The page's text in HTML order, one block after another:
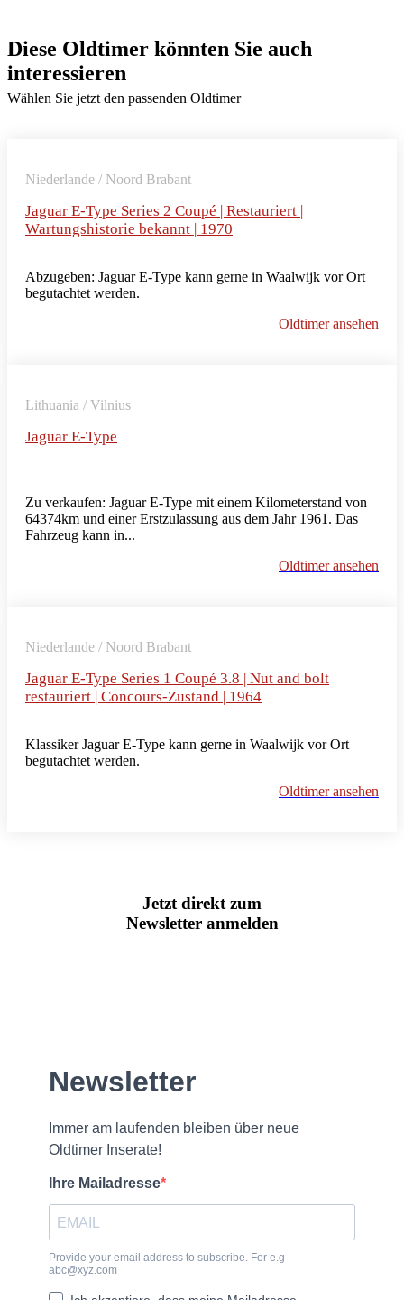
Diese Oldtimer könnten Sie auch
interessieren
Wählen Sie jetzt den passenden Oldtimer
Niederlande / Noord Brabant
Jaguar E-Type Series 2 Coupé | Restauriert |
Wartungshistorie bekannt | 1970
Abzugeben: Jaguar E-Type kann gerne in Waalwijk vor Ort
begutachtet werden.
Oldtimer ansehen
Lithuania / Vilnius
Jaguar E-Type
Zu verkaufen: Jaguar E-Type mit einem Kilometerstand von
64374km und einer Erstzulassung aus dem Jahr 1961. Das
Fahrzeug kann in...
Oldtimer ansehen
Niederlande / Noord Brabant
Jaguar E-Type Series 1 Coupé 3.8 | Nut and bolt
restauriert | Concours-Zustand | 1964
Klassiker Jaguar E-Type kann gerne in Waalwijk vor Ort
begutachtet werden.
Oldtimer ansehen
Jetzt direkt zum
Newsletter anmelden